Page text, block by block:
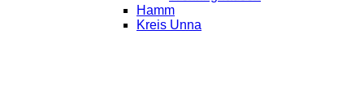
Hamm
Kreis Unna